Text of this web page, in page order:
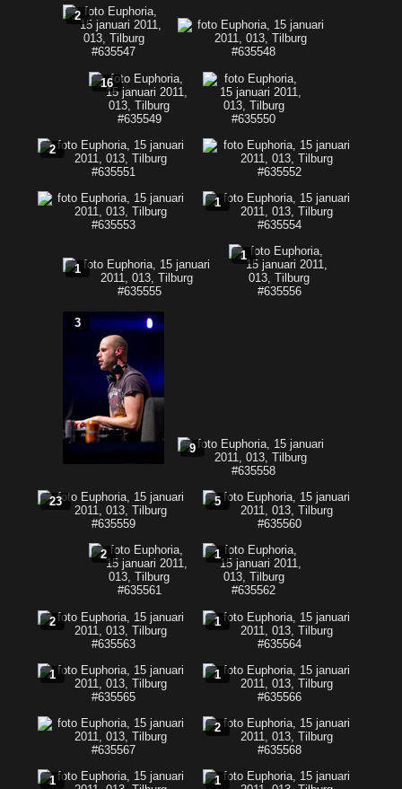
2
16
2
1
1
1
3
9
23 5
2 1
2 1
1 1
2
1 1